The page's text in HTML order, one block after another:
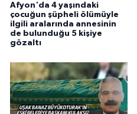
Afyon'da 4 yaşındaki
çocuğun şüpheli ölümüyle
ilgili aralarında annesinin
de bulunduğu 5 kişiye
gözaltı